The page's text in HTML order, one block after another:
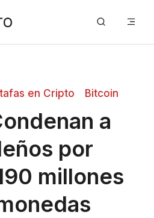
en Cripto Bitcoin
a
por
millones